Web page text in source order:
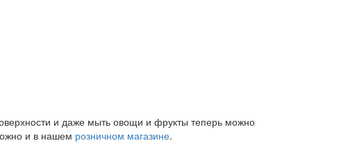
и даже мыть овощи и фрукты теперь можно
и в нашем розничном магазине.